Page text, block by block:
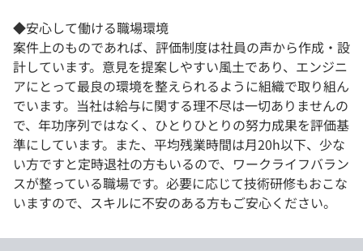
◆安心して働ける職場環境
案件上のものであれば、評価制度は社員の声から作成・設
計しています。意見を提案しやすい風土であり、エンジニ
アにとって最良の環境を整えられるように組織で取り組ん
でいます。当社は給与に関する理不尽は一切ありませんの
で、年功序列ではなく、ひとりひとりの努力成果を評価基
準にしています。また、平均残業時間は月20h以下、少な
い方ですと定時退社の方もいるので、ワークライフバラン
スが整っている職場です。必要に応じて技術研修もおこな
いますので、スキルに不安のある方もご安心ください。